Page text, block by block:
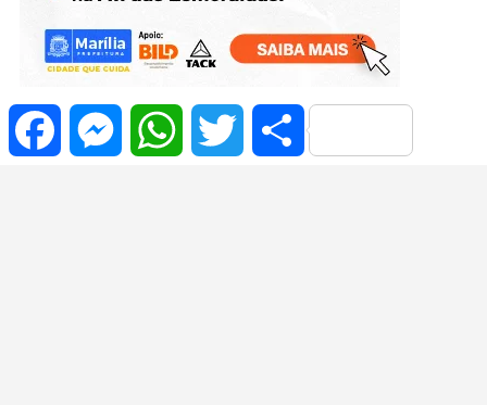
Facebook MessengerWhatsAppTwitter Share